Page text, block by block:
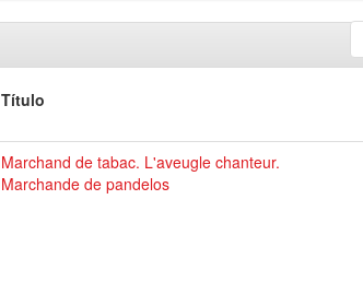
Título
Marchand de tabac. L'aveugle chanteur.
Marchande de pandelos